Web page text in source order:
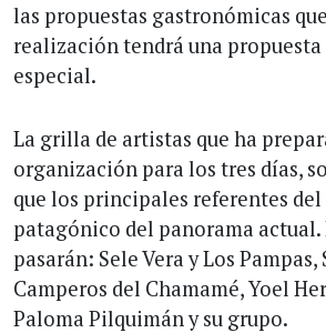
las propuestas gastronómicas
realización tendrá una
especial.
La grilla de artistas que ha
organización para los tres días,
que los principales referentes
patagónico del panorama actual.
pasarán: Sele Vera y Los Pampas,
Camperos del Chamamé, Yoel
Paloma Pilquimán y su grupo.